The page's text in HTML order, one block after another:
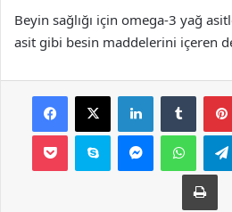
Beyin sağlığı için omega-3 yağ
asit gibi besin maddelerini içeren
Facebook
X LinkedInTumblr
Pocket Skype Messenger